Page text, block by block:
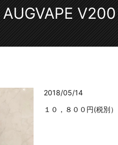
AUGVAPE
2018/05/14
１０，８００円(税別